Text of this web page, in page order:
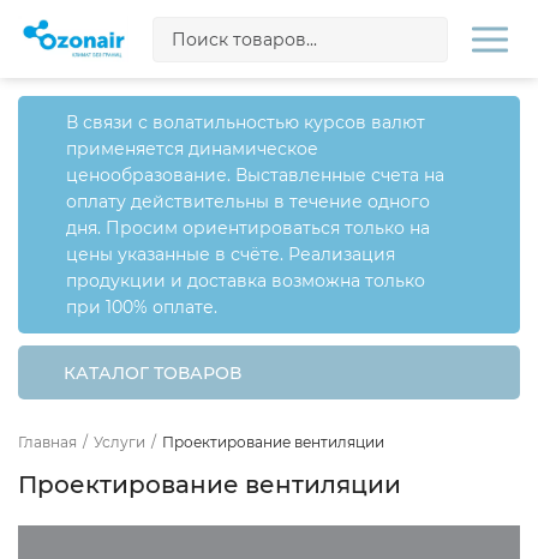
В связи с волатильностью курсов валют
применяется динамическое
ценообразование. Выставленные счета на
оплату действительны в течение одного
дня. Просим ориентироваться только на
цены указанные в счёте. Реализация
продукции и доставка возможна только
при 100% оплате.
КАТАЛОГ ТОВАРОВ
Главная / Услуги / Проектирование вентиляции
Проектирование вентиляции